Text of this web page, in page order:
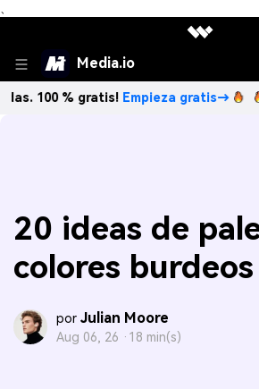
、
Media.io
% gratis!Empieza gratis→ Crea
20 ideas de
colores
por Julian Moore
Aug 06, 26 · 18 min(s)